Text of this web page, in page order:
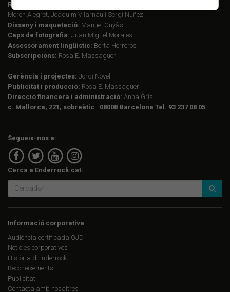
Redacció:
Morén Alegret, Joaquim Vilarnau i Sergi Núñez
Disseny i maquetació: Manuel Cuyàs
Caps de fotografia: Juan Miguel Morales
Assessorament lingüístic: Berta Herreros
Subscripcions: Rosa E. Massaguer
Gerència i projectes: Jordi Novell
Publicitat i producció: Rosa E. Massaguer
Direcció financera i administració: Anna Gris
c. Mallorca, 221, sobreàtic · 08008 Barcelona Tel. 93 237 08 05
Segueix-nos a:
Cerca a Enderrock.cat:
Informació corporativa
Audiència certificada OJD
Notícies corporatives
Història d'Enderrock
Reconeixements
Publicitat
Contacta amb nosaltres